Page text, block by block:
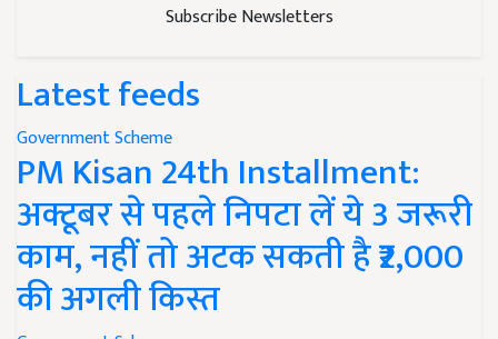
Subscribe Newsletters
Latest feeds
Government Scheme
PM Kisan 24th Installment:
अक्टूबर से पहले निपटा लें ये 3 जरूरी
काम, नहीं तो अटक सकती है ₹2,000
की अगली किस्त